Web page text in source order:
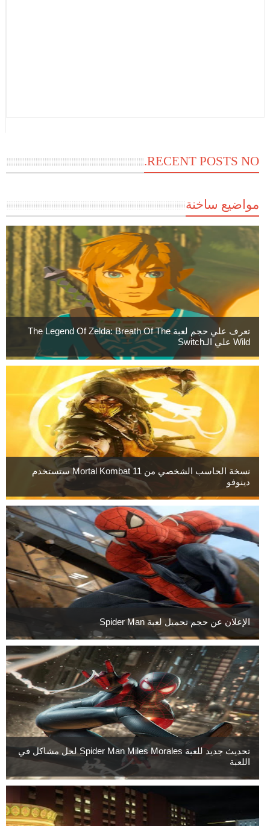
RECENT POSTS NO.
مواضيع ساخنة
تعرف علي حجم لعبة The Legend Of Zelda: Breath Of The
Wild علي الـSwitch
نسخة الحاسب الشخصي من Mortal Kombat 11 ستستخدم
دينوفو
الإعلان عن حجم تحميل لعبة Spider Man
تحديث جديد للعبة Spider Man Miles Morales لحل مشاكل في
اللعبة